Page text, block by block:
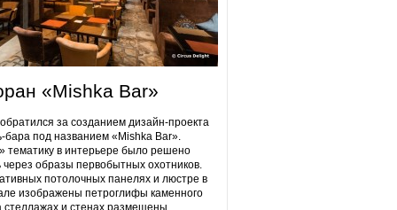
«Mishka Bar»
за созданием дизайн-проекта
бара под названием «Mishka Bar».
тематику в интерьере было решено
через образы первобытных охотников.
потолочных панелях и люстре в
изображены петроглифы каменного
стеллажах и стенах размещены